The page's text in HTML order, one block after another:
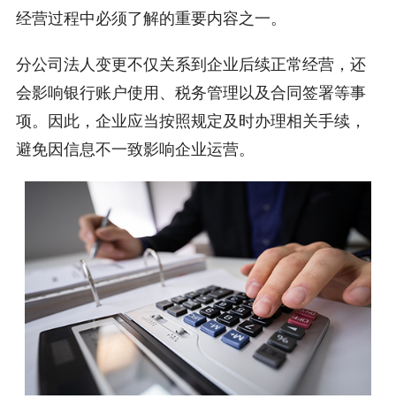
经营过程中必须了解的重要内容之一。
分公司法人变更不仅关系到企业后续正常经营，还
会影响银行账户使用、税务管理以及合同签署等事
项。因此，企业应当按照规定及时办理相关手续，
避免因信息不一致影响企业运营。